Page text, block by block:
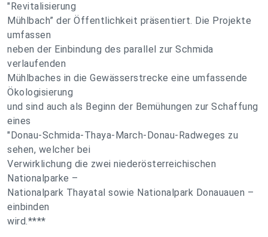
"Revitalisierung
Mühlbach” der Öffentlichkeit präsentiert. Die Projekte
umfassen
neben der Einbindung des parallel zur Schmida
verlaufenden
Mühlbaches in die Gewässerstrecke eine umfassende
Ökologisierung
und sind auch als Beginn der Bemühungen zur Schaffung
eines
"Donau-Schmida-Thaya-March-Donau-Radweges zu
sehen, welcher bei
Verwirklichung die zwei niederösterreichischen
Nationalparke –
Nationalpark Thayatal sowie Nationalpark Donauauen –
einbinden
wird.****